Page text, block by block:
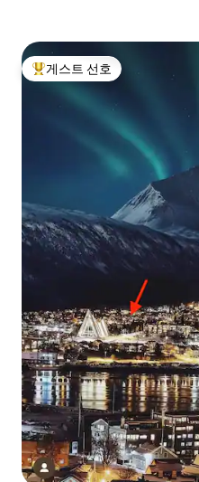
상위 게스트 선호
게스트 선호